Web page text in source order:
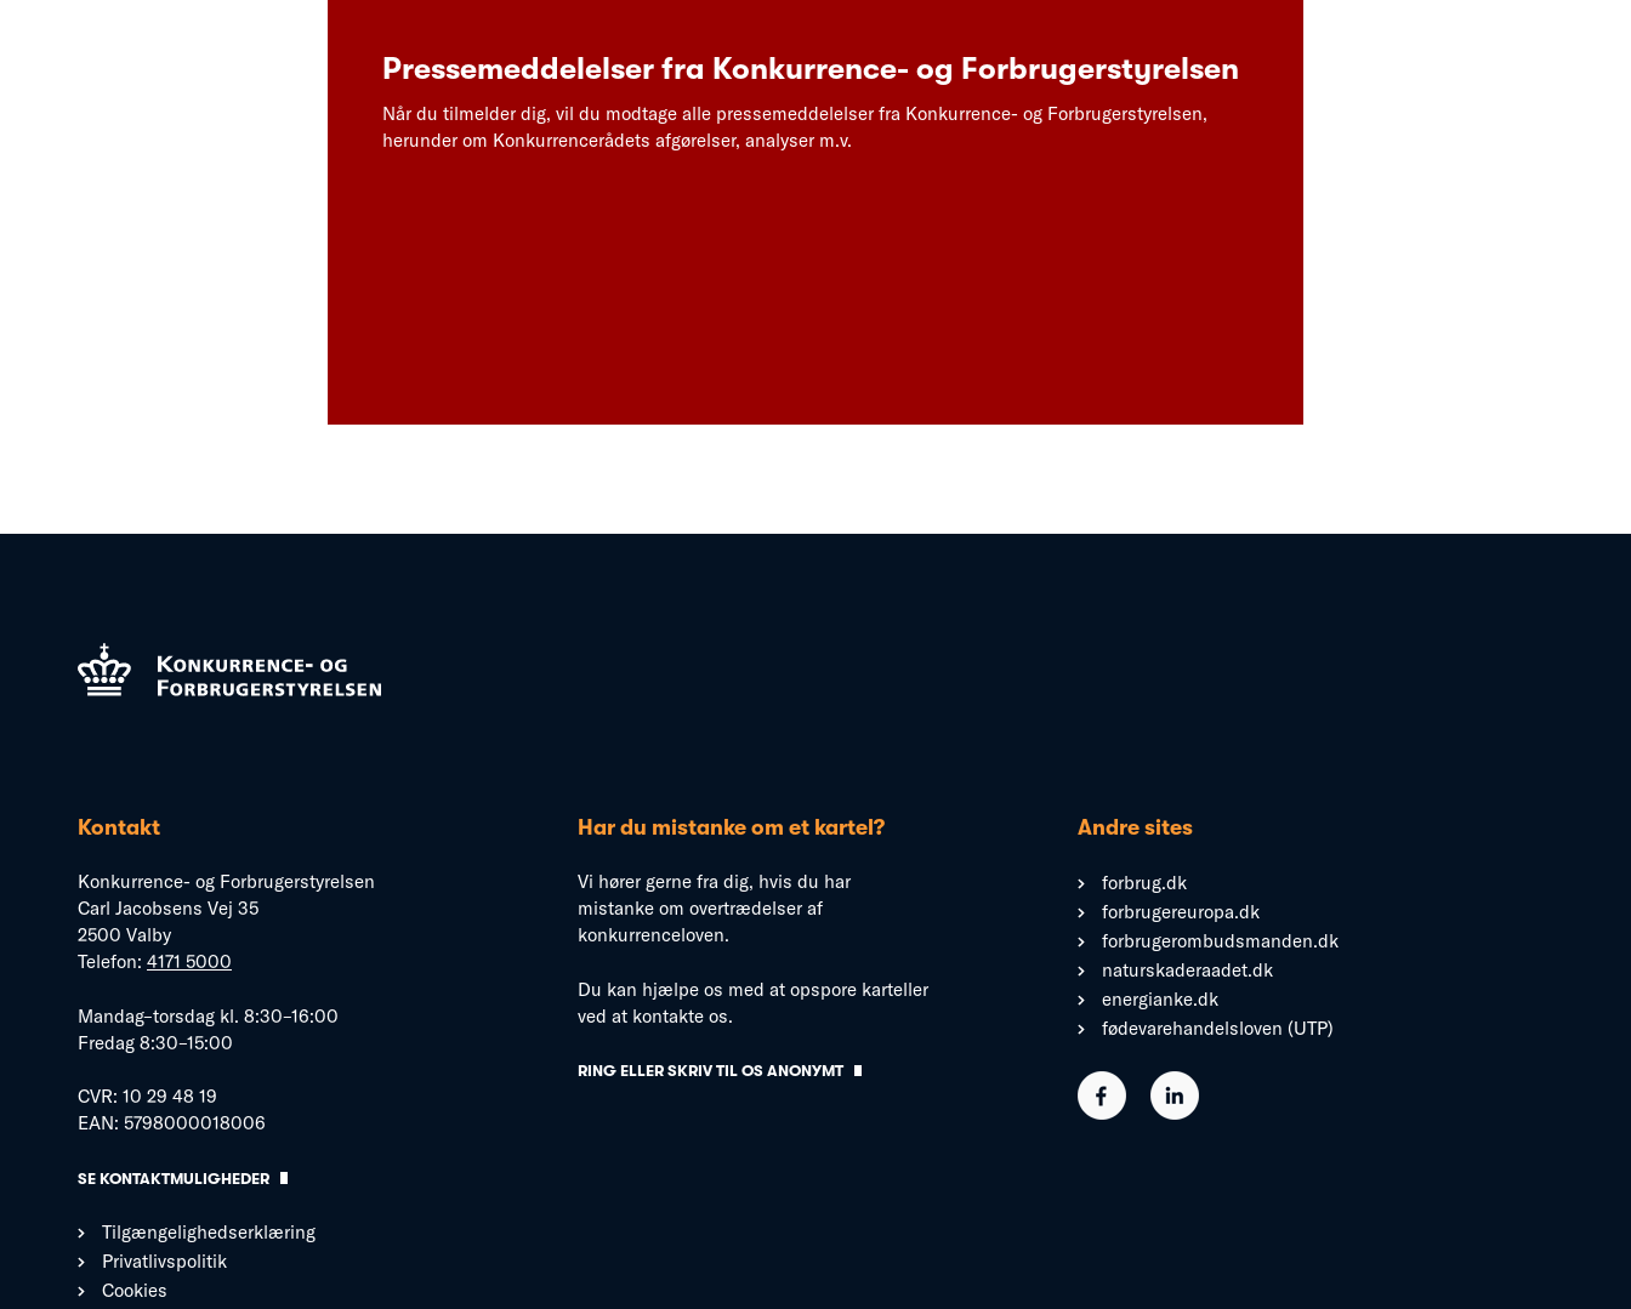
Pressemeddelelser fra Konkurrence- og Forbrugerstyrelsen
Når du tilmelder dig, vil du modtage alle pressemeddelelser fra Konkurrence- og Forbrugerstyrelsen,
herunder om Konkurrencerådets afgørelser, analyser m.v.
Kontakt
Konkurrence- og Forbrugerstyrelsen
Carl Jacobsens Vej 35
2500 Valby
Telefon: 4171 5000
Mandag–torsdag kl. 8:30–16:00
Fredag 8:30–15:00
CVR: 10 29 48 19
EAN: 5798000018006
SE KONTAKTMULIGHEDER
Tilgængelighedserklæring
Privatlivspolitik
Cookies
Har du mistanke om et kartel?
Vi hører gerne fra dig, hvis du har
mistanke om overtrædelser af
konkurrenceloven.
Du kan hjælpe os med at opspore karteller
ved at kontakte os.
RING ELLER SKRIV TIL OS ANONYMT
Andre sites
forbrug.dk
forbrugereuropa.dk
forbrugerombudsmanden.dk
naturskaderaadet.dk
energianke.dk
fødevarehandelsloven (UTP)